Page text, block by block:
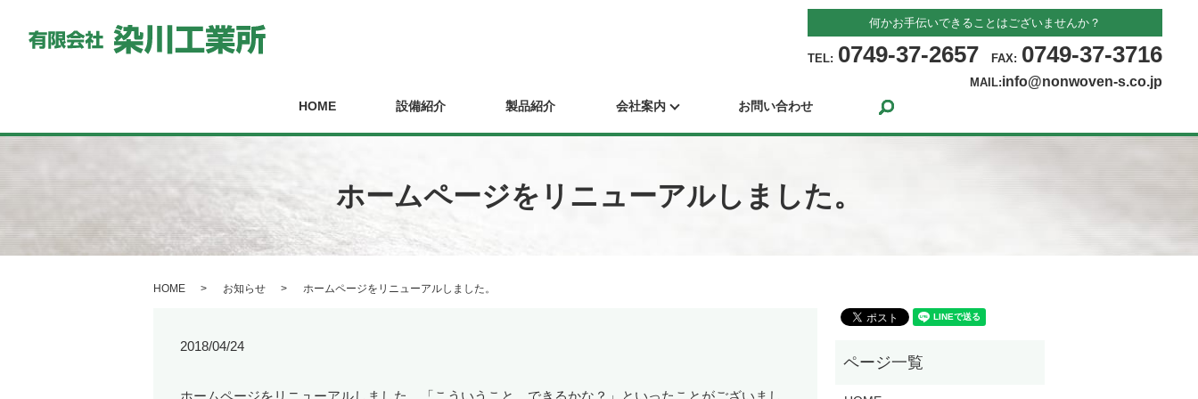
何かお手伝いできることはございませんか？
TEL: 0749-37-2657 FAX: 0749-37-3716
MAIL:info@nonwoven-s.co.jp
HOME 設備紹介 製品紹介 会社案内 お問い合わせ
ホームページをリニューアルしました。
HOME お知らせ ホームページをリニューアルしました。
2018/04/24
ホームページをリニューアルしました。 「こういうこと、できるかな？」といったことがございまし